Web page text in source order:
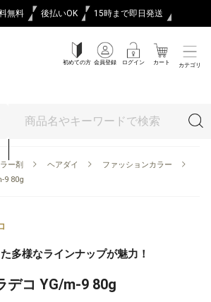
無料 後払いOK 15時まで即日発送
初めての方 会員登録 ログイン カート カテゴリ
ー剤 ヘアダイ
ファッションカラー
9 80g
多様なラインナップが魅力！
デコ YG/m-9 80g